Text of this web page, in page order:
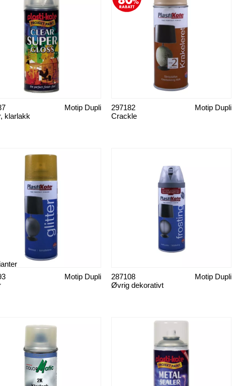
klarlakk
Motip Dupli
Crackle
Motip Dupli
297182
Motip Dupli
Øvrig dekorativt
Motip Dupli
287108